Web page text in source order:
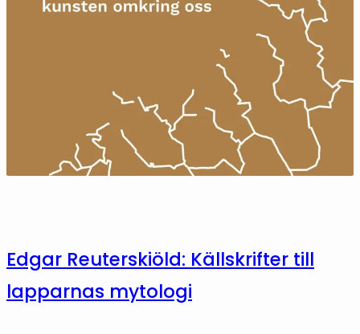
Edgar Reuterskiöld: Källskrifter till
lapparnas mytologi